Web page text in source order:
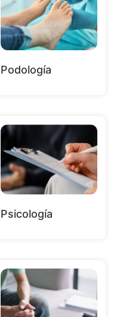
Podología
Psicología